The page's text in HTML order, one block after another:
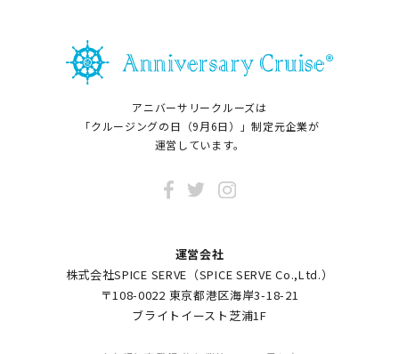
アニバーサリークルーズは
「クルージングの日（9月6日）」制定元企業が
運営しています。
運営会社
株式会社SPICE SERVE（SPICE SERVE Co.,Ltd.）
〒108-0022 東京都港区海岸3-18-21
ブライトイースト芝浦1F